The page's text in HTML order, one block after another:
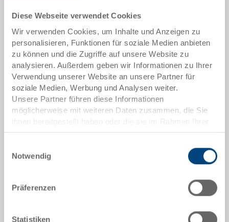
Diese Webseite verwendet Cookies
Wir verwenden Cookies, um Inhalte und Anzeigen zu
personalisieren, Funktionen für soziale Medien anbieten
zu können und die Zugriffe auf unsere Website zu
analysieren. Außerdem geben wir Informationen zu Ihrer
Verwendung unserer Website an unsere Partner für
soziale Medien, Werbung und Analysen weiter.
Unsere Partner führen diese Informationen
möglicherweise mit weiteren Daten zusammen, die Sie
Nutzung der Dienste gesammelt haben.
Notwendig
Präferenzen
Statistiken
34-4322-200.7000.0101
Aussenmasse:
400 x 300 x 225 mm
Farbe:
RAL 7001 |Weitere Farben auf Anfrage
Angebot anfordern
Technische Daten
Faltbox, PP, silbergrau RAL 7001, aussen 400x300x225